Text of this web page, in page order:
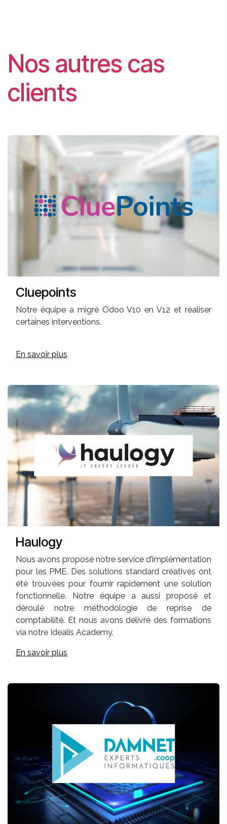
Nos autres cas
clients
Cluepoints
Notre équipe a migré Odoo V10 en V12 et réaliser
certaines interventions.
En savoir plus
Haulogy
Nous avons proposé notre service d’implémentation
pour les PME. Des solutions standard créatives ont
été trouvées pour fournir rapidement une solution
fonctionnelle. Notre équipe a aussi proposé et
déroulé notre méthodologie de reprise de
comptabilité. Et nous avons délivré des formations
via notre Idealis Academy.
En savoir plus